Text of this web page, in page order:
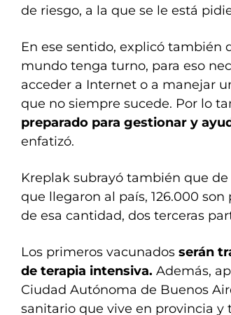
de riesgo, a la que se le está
En ese sentido, explicó también
mundo tenga turno, para eso
acceder a Internet o a manejar
que no siempre sucede. Por lo
preparado para gestionar y
enfatizó.
Kreplak subrayó también que
que llegaron al país, 126.000
de esa cantidad, dos terceras
Los primeros vacunados serán
de terapia intensiva. Además,
Ciudad Autónoma de Buenos
sanitario que vive en provincia y